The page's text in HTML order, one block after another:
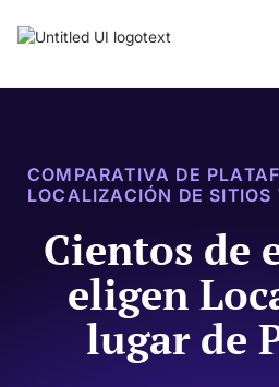
COMPARATIVA DE
LOCALIZACIÓN DE SITIOS
Cientos de
eligen
lugar de